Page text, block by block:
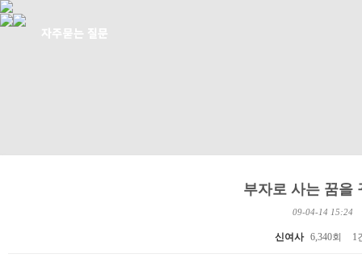
부자로 사는 꿈을
09-04-14 15:24
신여사 6,340회 1